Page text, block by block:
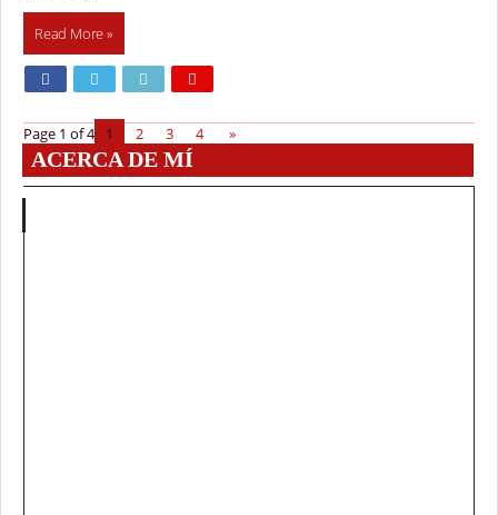
Read More »
Page 1 of 4 1 2 3 4 »
ACERCA DE MÍ